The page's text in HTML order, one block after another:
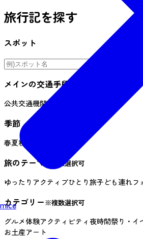
mice
旅行記を探す
スポット
メインの交通手段
公共交通機関車
季節
春夏秋
旅のテーマ ※複数選択可
ゆったり アクティブひとり旅子ども連れフ
カテゴリー※複数選択可
グルメ体験アクティビティ 夜時間祭り・イ
お土産アート